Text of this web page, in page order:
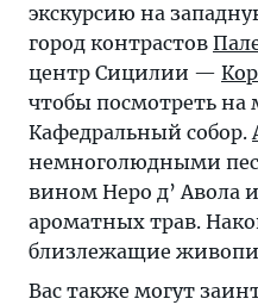
экскурсию на
город контрастов
центр Сицилии —
чтобы посмотреть
Кафедральный собор.
немноголюдными
вином Неро д’ Авола
ароматных трав.
близлежащие
Вас также могут